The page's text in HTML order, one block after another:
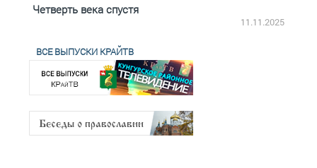
Четверть века спустя
11.11.2025
ВСЕ ВЫПУСКИ КРАЙТВ